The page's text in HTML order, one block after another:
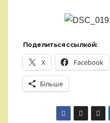
Поделиться ссылкой:
X Facebook
Більше